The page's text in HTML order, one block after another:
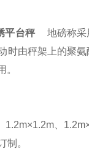
平台秤地磅称采用
时由秤架上的聚
。
、
制。